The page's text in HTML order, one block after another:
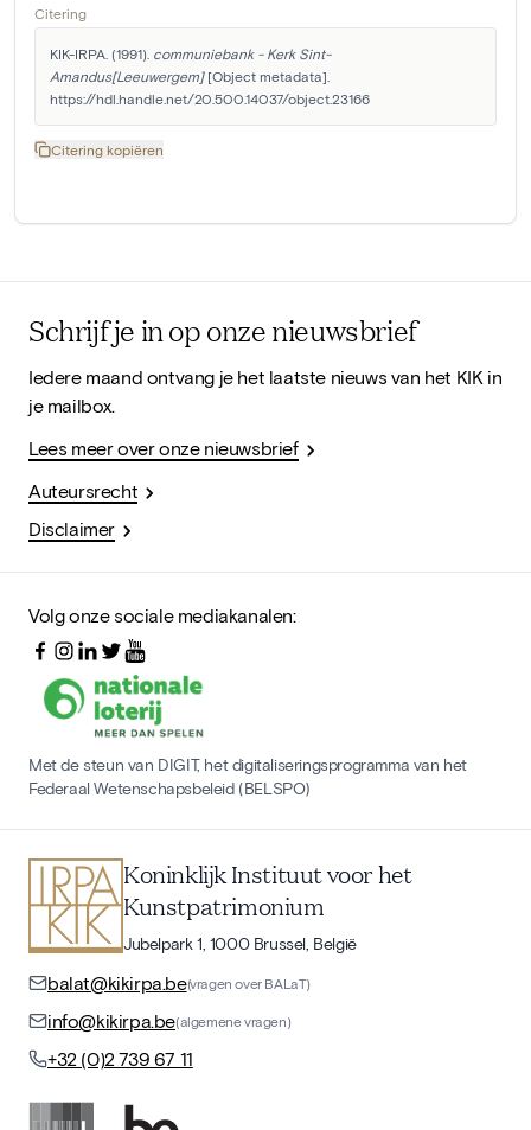
Citering
KIK-IRPA. (1991). communiebank - Kerk Sint-
Amandus[Leeuwergem] [Object metadata].
https://hdl.handle.net/20.500.14037/object.23166
Citering kopiëren
Schrijf je in op onze nieuwsbrief
Iedere maand ontvang je het laatste nieuws van het KIK in
je mailbox.
Lees meer over onze nieuwsbrief
Auteursrecht
Disclaimer
Volg onze sociale mediakanalen:
Met de steun van DIGIT, het digitaliseringsprogramma van het
Federaal Wetenschapsbeleid (BELSPO)
Koninklijk Instituut voor het
Kunstpatrimonium
Jubelpark 1, 1000 Brussel, België
balat@kikirpa.be(vragen over BALaT)
info@kikirpa.be(algemene vragen)
+32 (0)2 739 67 11